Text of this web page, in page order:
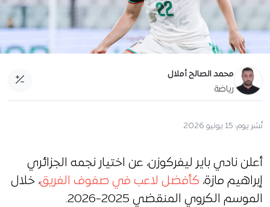
محمد الصالح أملال
رياضة
نُشر يوم: 15 يونيو 2026
أعلن نادي باير ليفركوزن، عن اختيار نجمه الجزائري
إبراهيم مازة، كأفضل لاعب في صفوف الفريق، خلال
الموسم الكروي المنقضي 2025-2026.